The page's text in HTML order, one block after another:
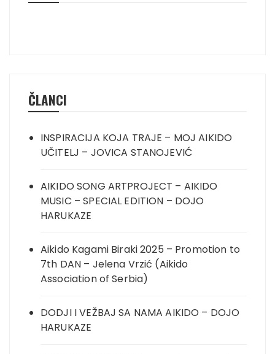
ČLANCI
INSPIRACIJA KOJA TRAJE – MOJ AIKIDO
UČITELJ – JOVICA STANOJEVIĆ
AIKIDO SONG ARTPROJECT – AIKIDO
MUSIC – SPECIAL EDITION – DOJO
HARUKAZE
Aikido Kagami Biraki 2025 – Promotion to
7th DAN – Jelena Vrzić (Aikido
Association of Serbia)
DODJI I VEŽBAJ SA NAMA AIKIDO – DOJO
HARUKAZE